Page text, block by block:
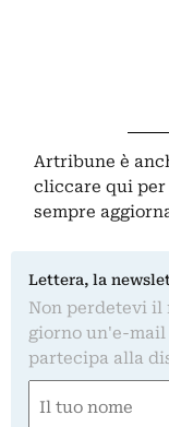
Artribune è
cliccare qui per
sempre
Lettera, la
Non perdetevi il
giorno un'e-
partecipa alla
(Required)